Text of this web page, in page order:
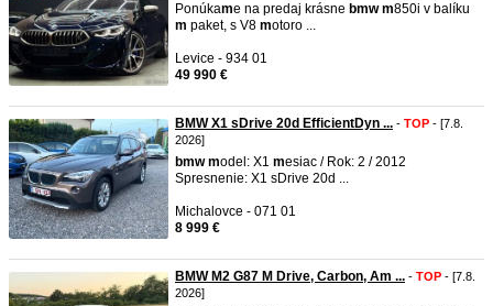
Ponúkame na predaj krásne bmw m850i v balíku
m paket, s V8 motoro ...
Levice - 934 01
49 990 €
BMW X1 sDrive 20d EfficientDyn ... - TOP - [7.8.
2026]
bmw model: X1 mesiac / Rok: 2 / 2012
Spresnenie: X1 sDrive 20d ...
Michalovce - 071 01
8 999 €
BMW M2 G87 M Drive, Carbon, Am ... - TOP - [7.8.
2026]